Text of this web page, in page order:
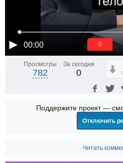
00:00 5
Просмотры
782
За сегодня
0 3
Поддержите проект —
Отключить
Читать